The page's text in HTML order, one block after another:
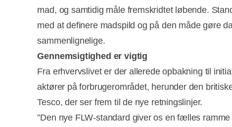
mad, og samtidig måle fremskridtet løbende.
med at definere madspild og på den måde gøre
sammenlignelige.
Gennemsigtighed er vigtig
Fra erhvervslivet er der allerede opbakning til
aktører på forbrugerområdet, herunder den
Tesco, der ser frem til de nye retningslinjer.
”Den nye FLW-standard giver os en fælles